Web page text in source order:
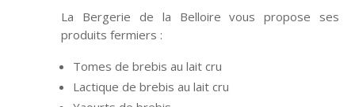
La Bergerie de la Belloire vous propose ses
produits fermiers :
Tomes de brebis au lait cru
Lactique de brebis au lait cru